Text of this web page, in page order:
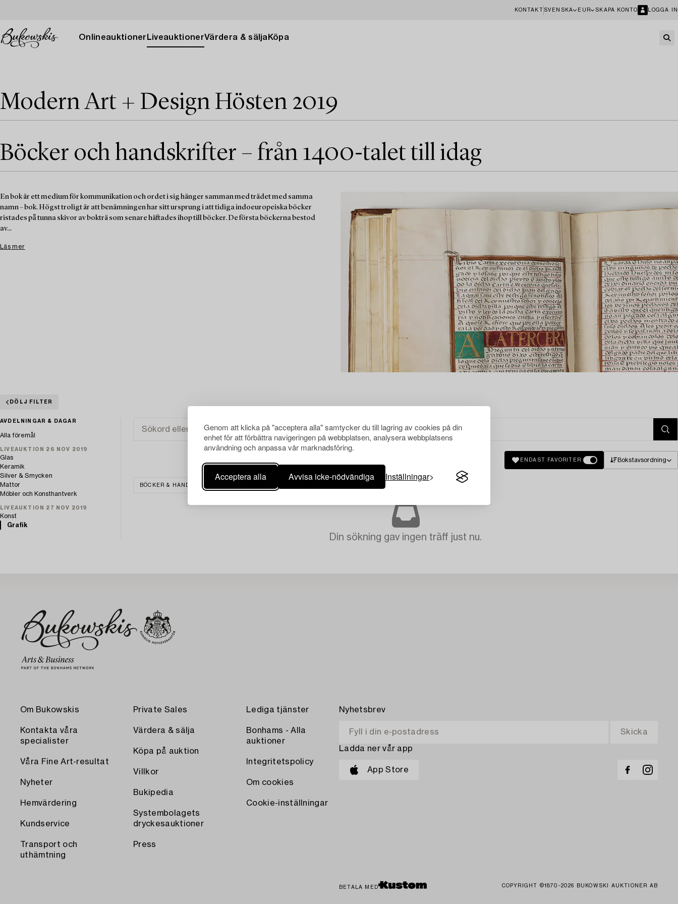
Genom att klicka på "acceptera alla" samtycker du till lagring av cookies på din
enhet för att förbättra navigeringen på webbplatsen, analysera webbplatsens
användning och anpassa vår marknadsföring.
Acceptera alla Avvisa icke-nödvändiga Inställningar
KONTAKT SVENSKA EUR SKAPA KONTO LOGGA IN
Onlineauktioner LiveauktionerVärdera & sälja Köpa
Modern Art + Design Hösten 2019
Böcker och handskrifter – från 1400-talet till idag
En bok är ett medium för kommunikation och ordet i sig hänger samman med trädet med samma
namn – bok. Högst troligt är att benämningen har sitt ursprung i att tidiga indoeuropeiska böcker
ristades på tunna skivor av bokträ som senare häftades ihop till böcker. De första böckerna bestod
av...
Läs mer
DÖLJ FILTER
AVDELNINGAR & DAGAR
Alla föremål
LIVEAUKTION 26 NOV 2019
Glas
Keramik
Silver & Smycken
Mattor
Möbler och Konsthantverk
LIVEAUKTION 27 NOV 2019
Konst
Grafik
ENDAST FAVORITER Bokstavsordning
BÖCKER & HANDSKRIFTER
Din sökning gav ingen träff just nu.
Om Bukowskis
Kontakta våra
specialister
Våra Fine Art-resultat
Nyheter
Hemvärdering
Kundservice
Transport och
uthämtning
Private Sales
Värdera & sälja
Köpa på auktion
Villkor
Bukipedia
Systembolagets
dryckesauktioner
Press
Lediga tjänster
Bonhams - Alla
auktioner
Integritetspolicy
Om cookies
Cookie-inställningar
Nyhetsbrev
Ladda ner vår app
App Store
BETALA MED COPYRIGHT ©1870-2026 BUKOWSKI AUKTIONER AB